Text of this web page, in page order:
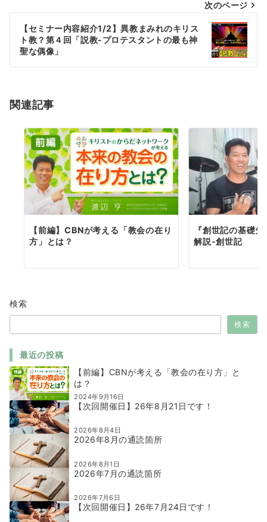
ビ
ー
シ
ン
次のページ
【セミナー内容紹介1/2】異教まみれのキリス
ト教？第４回「説教-プロテスタントの最も神
聖な偶像」
関連記事
【前編】CBNが考える「教会の在り
方」とは？
『創世記の基礎
解説-創世記
検索
検索
最近の投稿
【前編】CBNが考える「教会の在り方」と
は？
2024年9月16日
【次回開催日】26年8月21日です！
2026年8月4日
2026年8月の通読箇所
2026年8月1日
2026年7月の通読箇所
2026年7月6日
【次回開催日】26年7月24日です！